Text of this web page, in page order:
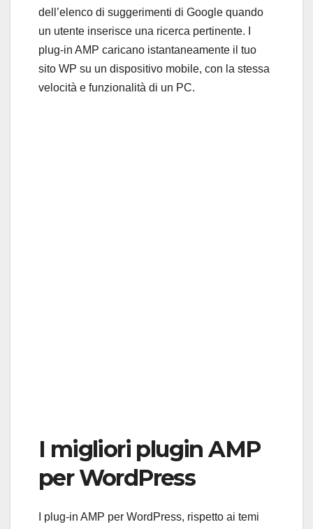
dell’elenco di suggerimenti di Google quando
un utente inserisce una ricerca pertinente. I
plug-in AMP caricano istantaneamente il tuo
sito WP su un dispositivo mobile, con la stessa
velocità e funzionalità di un PC.
I migliori plugin AMP
per WordPress
I plug-in AMP per WordPress, rispetto ai temi